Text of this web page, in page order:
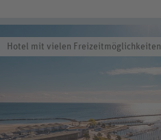
Hotel mit vielen Freizeitmöglichkeiten